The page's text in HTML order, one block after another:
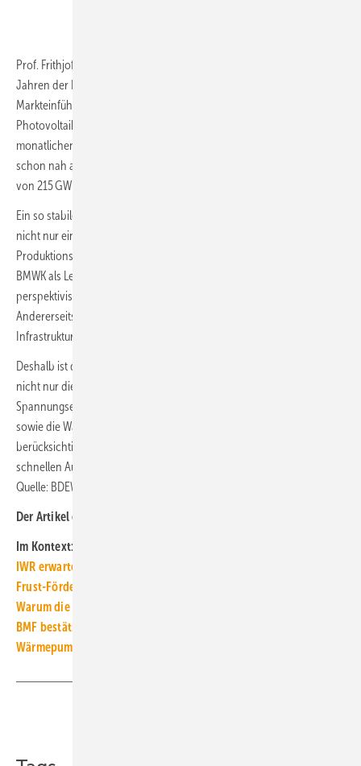
Prof. Frithjof Staiß vom ZSW: „Als Leiter eines Instituts, das sich seit 35
Jahren der Photovoltaik-Forschung, -Entwicklung und -
Markteinführung widmet, freue ich mich nicht nur über den neuen
Photovoltaikrekord bei der Stromerzeugung, sondern auch über die
monatlichen Zubauraten bei der installierten Leistung in 2023, die sich
schon nah am notwendigen Ausbaupfad für das Erreichen des Ziels
von 215 GW im Jahr 2030 bewegen.
Ein so stabiler und perspektivisch weiter wachsender Absatzmarkt ist
nicht nur eine wichtige Voraussetzung für Investitionen in neue
Produktionskapazitäten der Solarindustrie in Deutschland, die das
BMWK als Leuchtturmprojekte auch gezielt fördern will, sondern
perspektivisch auch für die Erzeugung von grünem Wasserstoff.
Andererseits sind damit hohe und neue Anforderungen an die
Infrastrukturen verbunden.
Deshalb ist dringend eine integrierte Systemplanung erforderlich, die
nicht nur die Stromnetze auf den unterschiedlichen
Spannungsebenen umfasst, sondern gleichzeitig die Wärmenetze
sowie die Wasserstoffnetze auf der Transport- und Verteilnetzebene
berücksichtigt und damit einen optimal aufeinander abgestimmten
schnellen Ausbau der erneuerbaren Energien ermöglicht.“ ■
Quelle: BDEW, ZSW / jv
Der Artikel gehört zur
Im Kontext:
IWR erwartet 2023 mehr als 1 Mio. neue Photovoltaik-Anlagen
Frust-Förderung: KfW-442-Fördertopf am ersten Tag erschöpft
Warum die Beratungspflicht im GEG dringend angezeigt ist
BMF bestätigt: Nullsteuersatz für Photovoltaik bleibt dauerhaft
Wärmepumpenbranche fordert Entlastungen beim Strompreis